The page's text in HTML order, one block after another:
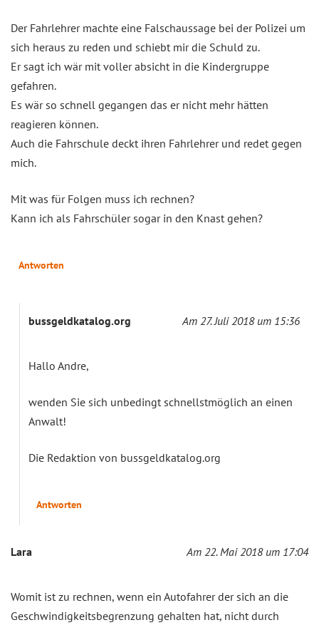
Der Fahrlehrer machte eine Falschaussage bei der Polizei um
sich heraus zu reden und schiebt mir die Schuld zu.
Er sagt ich wär mit voller absicht in die Kindergruppe
gefahren.
Es wär so schnell gegangen das er nicht mehr hätten
reagieren können.
Auch die Fahrschule deckt ihren Fahrlehrer und redet gegen
mich.
Mit was für Folgen muss ich rechnen?
Kann ich als Fahrschüler sogar in den Knast gehen?
Antworten
bussgeldkatalog.org Am 27. Juli 2018 um 15:36
Hallo Andre,
wenden Sie sich unbedingt schnellstmöglich an einen
Anwalt!
Die Redaktion von bussgeldkatalog.org
Antworten
Lara Am 22. Mai 2018 um 17:04
Womit ist zu rechnen, wenn ein Autofahrer der sich an die
Geschwindigkeitsbegrenzung gehalten hat, nicht durch